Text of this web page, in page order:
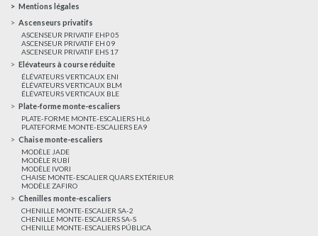
Mentions légales
Ascenseurs privatifs
ASCENSEUR PRIVATIF EHP 05
ASCENSEUR PRIVATIF EH 09
ASCENSEUR PRIVATIF EHS 17
Elévateurs à course réduite
ÉLÉVATEURS VERTICAUX ENI
ÉLÉVATEURS VERTICAUX BLM
ÉLÉVATEURS VERTICAUX BLE
Plate-forme monte-escaliers
PLATE-FORME MONTE-ESCALIERS HL6
PLATEFORME MONTE-ESCALIERS EA9
Chaise monte-escaliers
MODÈLE JADE
MODÈLE RUBÍ
MODÈLE IVORI
CHAISE MONTE-ESCALIER QUARS EXTÉRIEUR
MODÈLE ZAFIRO
Chenilles monte-escaliers
CHENILLE MONTE-ESCALIER SA-2
CHENILLE MONTE-ESCALIERS SA-S
CHENILLE MONTE-ESCALIERS PÚBLICA